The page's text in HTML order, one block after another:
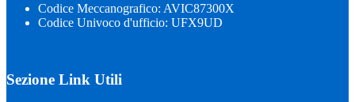
Codice Meccanografico: AVIC87300X
Codice Univoco d'ufficio: UFX9UD
Sezione Link Utili